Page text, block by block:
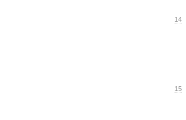
14
15